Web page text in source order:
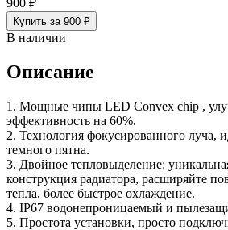
Купить за 900 ₽
В наличии
Описание
1. Мощные чипы LED Convex chip ,
эффективность на 60%.
2. Технология фокусированного луча,
темного пятна.
3. Двойное тепловыделение:
конструкция радиатора, расширяйте
тепла, более быстрое охлаждение.
4. IP67 водонепроницаемый и
5. Простота установки, просто